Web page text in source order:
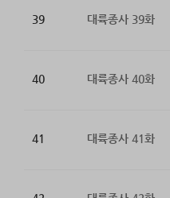
39 대륙종사 39화
40 대륙종사 40화
41 대륙종사 41화